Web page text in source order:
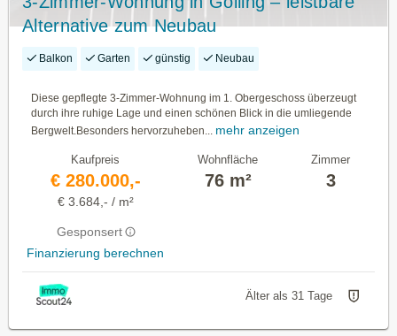
Alternative zum Neubau
Balkon Garten günstig Neubau
Diese gepflegte 3-Zimmer-Wohnung im 1. Obergeschoss überzeugt
durch ihre ruhige Lage und einen schönen Blick in die umliegende
Bergwelt.Besonders hervorzuheben... mehr anzeigen
Kaufpreis
€ 280.000,-
€ 3.684,- / m²
Gesponsert
Finanzierung berechnen
Wohnfläche
76 m²
Zimmer
3
Älter als 31 Tage